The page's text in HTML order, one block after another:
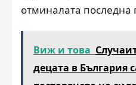
отминалата
Виж и това
децата в България